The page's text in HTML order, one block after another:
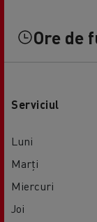
Ore de
Serviciul
Luni
Marți
Miercuri
Joi